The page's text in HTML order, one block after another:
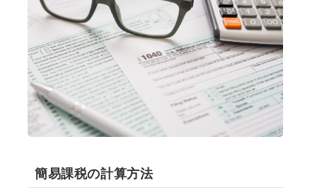
簡易課税の計算方法